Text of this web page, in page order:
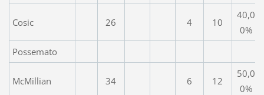
Cosic 26 4 10
40,0
0%
Possemato
McMillian 34 6 12
50,0
0%